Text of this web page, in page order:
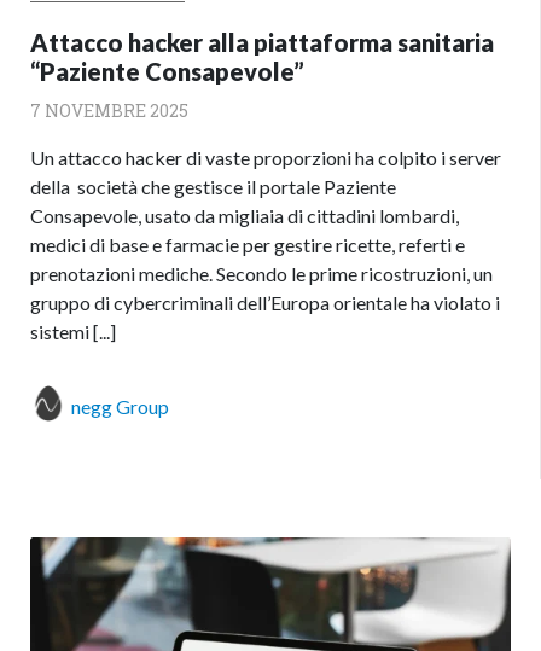
Attacco hacker alla piattaforma sanitaria
“Paziente Consapevole”
7 NOVEMBRE 2025
Un attacco hacker di vaste proporzioni ha colpito i server
della società che gestisce il portale Paziente
Consapevole, usato da migliaia di cittadini lombardi,
medici di base e farmacie per gestire ricette, referti e
prenotazioni mediche. Secondo le prime ricostruzioni, un
gruppo di cybercriminali dell’Europa orientale ha violato i
sistemi [...]
negg Group